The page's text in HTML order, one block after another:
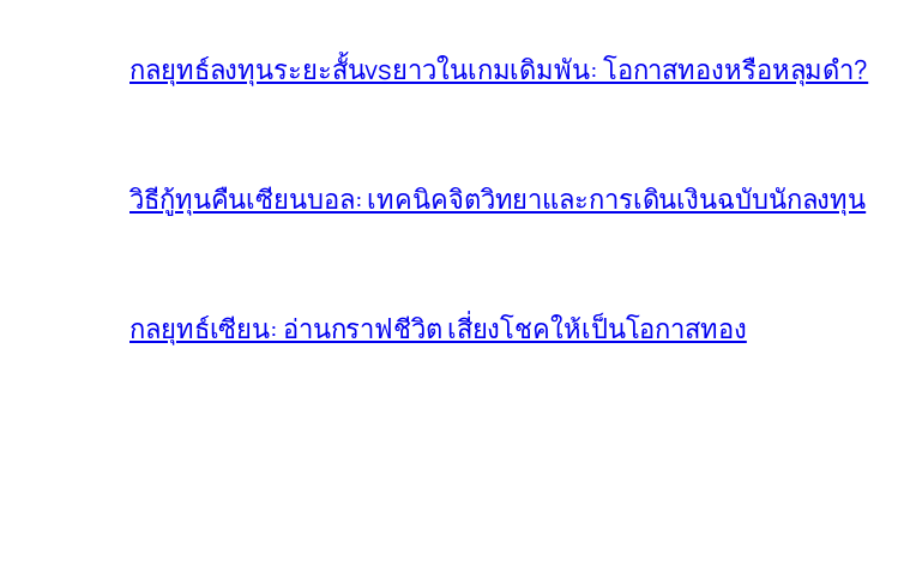
กลยุทธ์ลงทุนระยะสั้นvsยาวในเกมเดิมพัน: โอกาสทองหรือหลุมดำ?
วิธีกู้ทุนคืนเซียนบอล: เทคนิคจิตวิทยาและการเดินเงินฉบับนักลงทุน
กลยุทธ์เซียน: อ่านกราฟชีวิต เสี่ยงโชคให้เป็นโอกาสทอง